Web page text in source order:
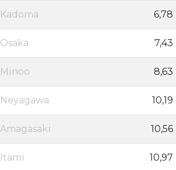
Kadoma 6,78
Osaka 7,43
Minoo 8,63
Neyagawa
Amagasaki
Itami